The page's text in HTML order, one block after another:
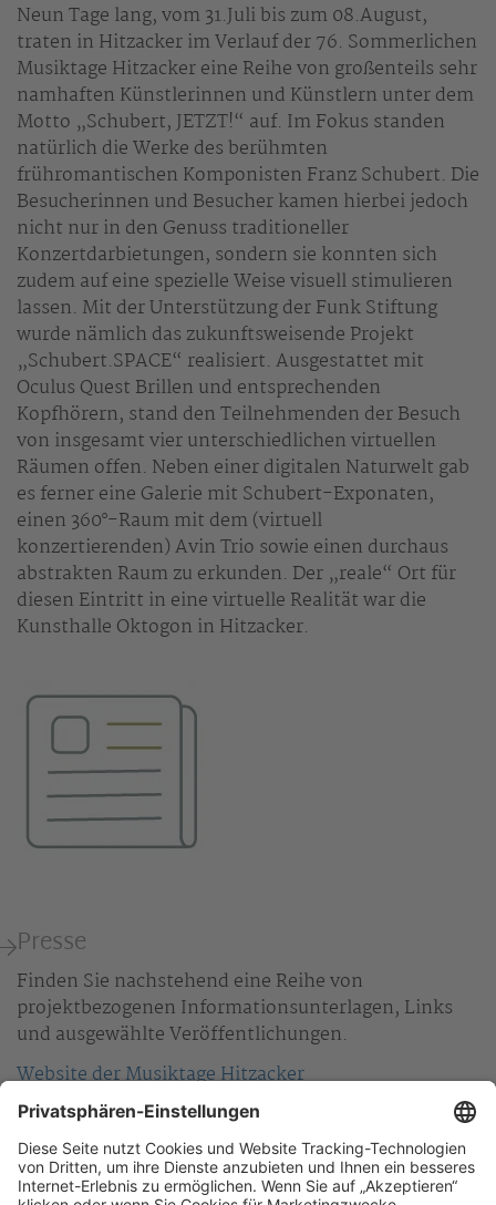
Neun Tage lang, vom 31.Juli bis zum 08.August,
traten in Hitzacker im Verlauf der 76. Sommerlichen
Musiktage Hitzacker eine Reihe von großenteils sehr
namhaften Künstlerinnen und Künstlern unter dem
Motto „Schubert, JETZT!“ auf. Im Fokus standen
natürlich die Werke des berühmten
frühromantischen Komponisten Franz Schubert. Die
Besucherinnen und Besucher kamen hierbei jedoch
nicht nur in den Genuss traditioneller
Konzertdarbietungen, sondern sie konnten sich
zudem auf eine spezielle Weise visuell stimulieren
lassen. Mit der Unterstützung der Funk Stiftung
wurde nämlich das zukunftsweisende Projekt
„Schubert.SPACE“ realisiert. Ausgestattet mit
Oculus Quest Brillen und entsprechenden
Kopfhörern, stand den Teilnehmenden der Besuch
von insgesamt vier unterschiedlichen virtuellen
Räumen offen. Neben einer digitalen Naturwelt gab
es ferner eine Galerie mit Schubert-Exponaten,
einen 360°-Raum mit dem (virtuell
konzertierenden) Avin Trio sowie einen durchaus
abstrakten Raum zu erkunden. Der „reale“ Ort für
diesen Eintritt in eine virtuelle Realität war die
Kunsthalle Oktogon in Hitzacker.
Presse
Finden Sie nachstehend eine Reihe von
projektbezogenen Informationsunterlagen, Links
und ausgewählte Veröffentlichungen.
Website der Musiktage Hitzacker
InfoKarte zu den Musiktagen Hitzacker